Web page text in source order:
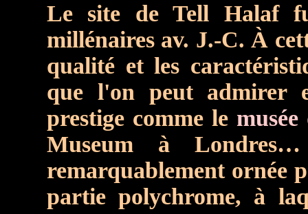
Le site de Tell Halaf
millénaires av. J.-C. À
qualité et les
que l'on peut admirer
prestige comme le
Museum à
remarquablement ornée
partie polychrome, à